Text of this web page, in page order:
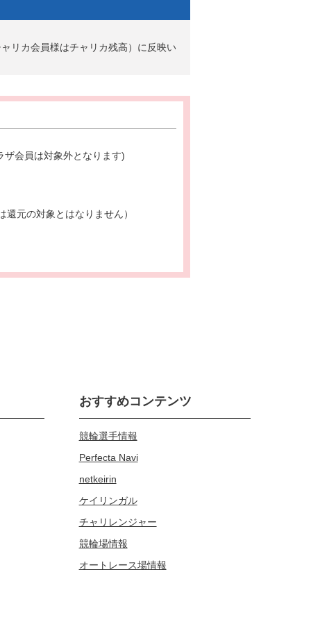
リカ会員様はチャリカ残高）に反映い
会員は対象外となります)
元の対象とはなりません）
おすすめコンテンツ
競輪選手情報
Perfecta Navi
netkeirin
ケイリンガル
チャリレンジャー
競輪場情報
オートレース場情報